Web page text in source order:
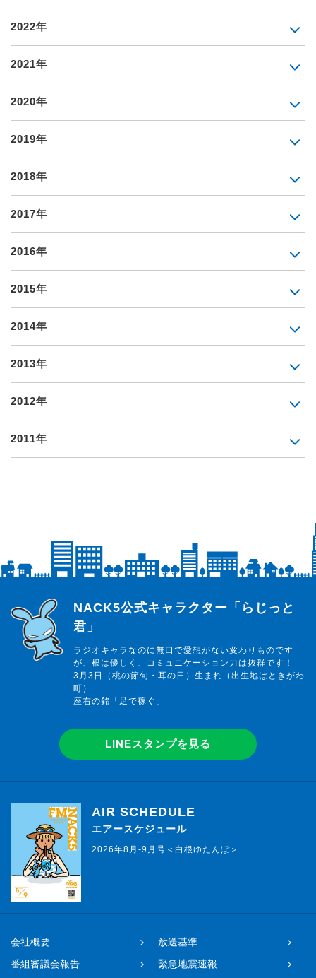
2022年
2021年
2020年
2019年
2018年
2017年
2016年
2015年
2014年
2013年
2012年
2011年
らじっと君
NACK5公式キャラクター「らじっと
君」
ラジオキャラなのに無口で愛想がない変わりものです
が、根は優しく、コミュニケーション力は抜群です！
3月3日（桃の節句・耳の日）生まれ（出生地はときがわ
町）
座右の銘「足で稼ぐ」
LINEスタンプを見る
AIR SCHEDULE
エアースケジュール
2026年8月-9月号＜白根ゆたんぽ＞
会社概要
放送基準
番組審議会報告
緊急地震速報